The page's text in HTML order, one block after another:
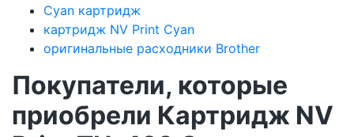
Cyan картридж
картридж NV Print Cyan
оригинальные расходники Brother
Покупатели, которые
приобрели Картридж NV